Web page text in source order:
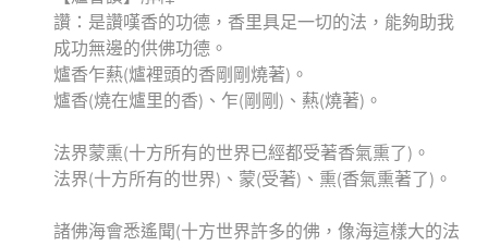
讚：是讚嘆香的功德，香里具足一切的法，能夠助我
成功無邊的供佛功德。
爐香乍爇(爐裡頭的香剛剛燒著)。
爐香(燒在爐里的香)、乍(剛剛)、爇(燒著)。
法界蒙熏(十方所有的世界已經都受著香氣熏了)。
法界(十方所有的世界)、蒙(受著)、熏(香氣熏著了)。
諸佛海會悉遙聞(十方世界許多的佛，像海這樣大的法